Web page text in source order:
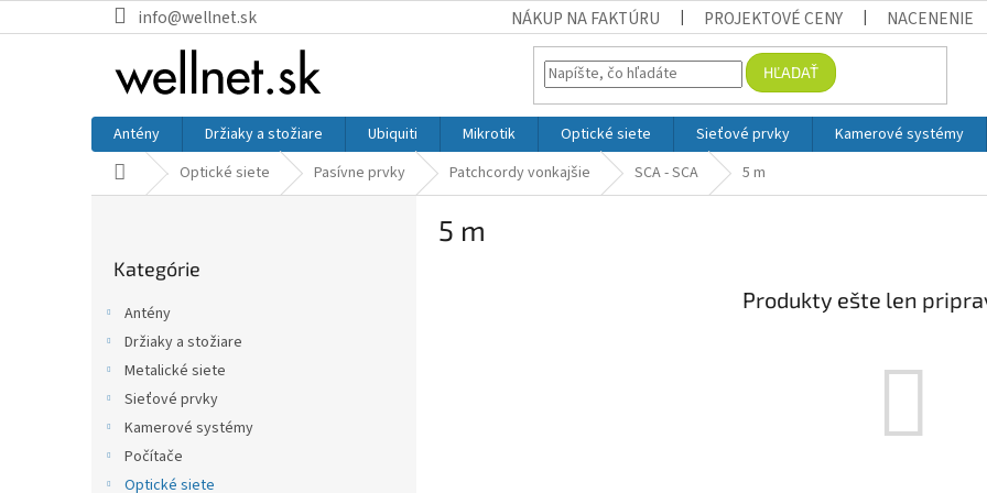
info@wellnet.sk NÁKUP NA FAKTÚRU PROJEKTOVÉ CENY NACENENIE
HĽADAŤ
Antény Držiaky a stožiare Ubiquiti Mikrotik Optické siete Sieťové prvky Kamerové systémy
Domov Optické siete Pasívne prvky Patchcordy vonkajšie SCA - SCA 5 m
Kategórie
Antény
Držiaky a stožiare
Metalické siete
Sieťové prvky
Kamerové systémy
Počítače
Optické siete
5 m
Produkty ešte len